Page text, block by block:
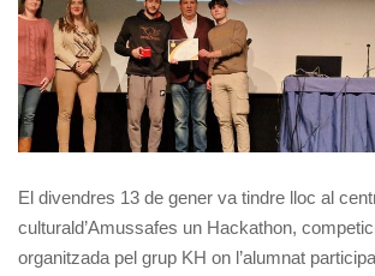
El divendres 13 de gener va tindre lloc al
culturald’Amussafes un Hackathon,
organitzada pel grup KH on l’alumnat